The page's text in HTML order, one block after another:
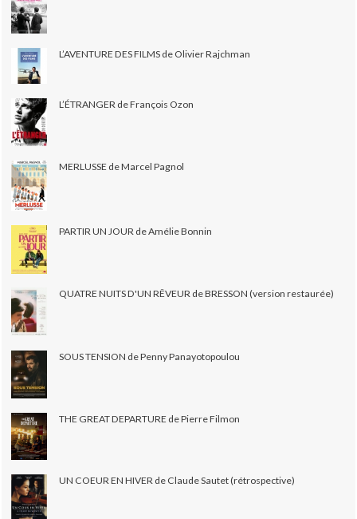
L’AVENTURE DES FILMS de Olivier Rajchman
L’ÉTRANGER de François Ozon
MERLUSSE de Marcel Pagnol
PARTIR UN JOUR de Amélie Bonnin
QUATRE NUITS D'UN RÊVEUR de BRESSON (version restaurée)
SOUS TENSION de Penny Panayotopoulou
THE GREAT DEPARTURE de Pierre Filmon
UN COEUR EN HIVER de Claude Sautet (rétrospective)